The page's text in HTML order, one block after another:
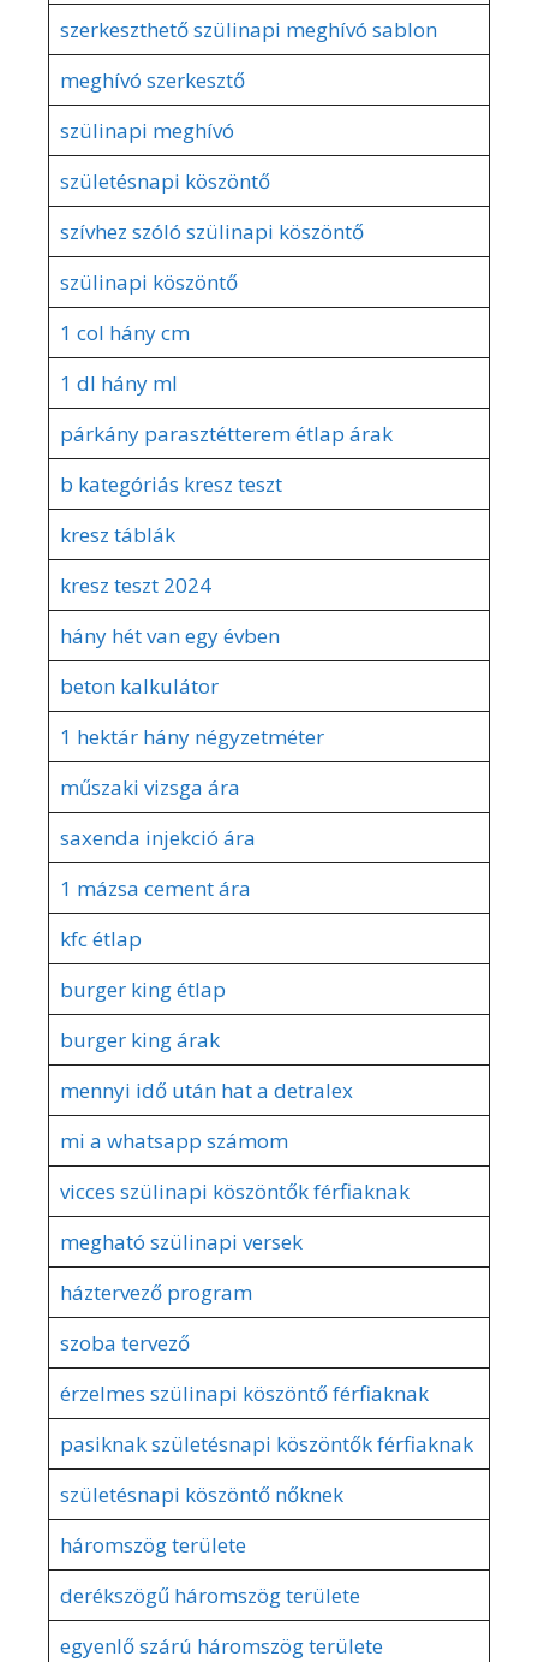
szerkeszthető szülinapi meghívó sablon
meghívó szerkesztő
szülinapi meghívó
születésnapi köszöntő
szívhez szóló szülinapi köszöntő
szülinapi köszöntő
1 col hány cm
1 dl hány ml
párkány parasztétterem étlap árak
b kategóriás kresz teszt
kresz táblák
kresz teszt 2024
hány hét van egy évben
beton kalkulátor
1 hektár hány négyzetméter
műszaki vizsga ára
saxenda injekció ára
1 mázsa cement ára
kfc étlap
burger king étlap
burger king árak
mennyi idő után hat a detralex
mi a whatsapp számom
vicces szülinapi köszöntők férfiaknak
megható szülinapi versek
háztervező program
szoba tervező
érzelmes szülinapi köszöntő férfiaknak
pasiknak születésnapi köszöntők férfiaknak
születésnapi köszöntő nőknek
háromszög területe
derékszögű háromszög területe
egyenlő szárú háromszög területe